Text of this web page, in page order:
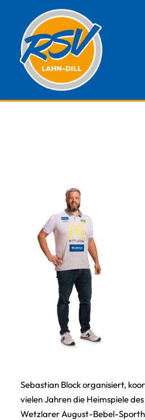
Sebastian Block organisiert,
vielen Jahren die Heimspiele
Wetzlarer August-Bebel-